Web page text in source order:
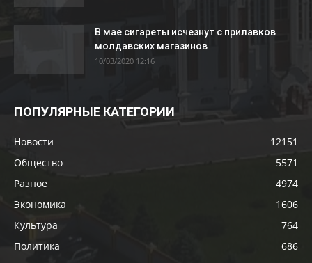
В мае сигареты исчезнут с прилавков
молдавских магазинов
10/03/2020 12:16
ПОПУЛЯРНЫЕ КАТЕГОРИИ
Новости
12151
Общество
5571
Разное
4974
Экономика
1606
Культура
764
Политика
686